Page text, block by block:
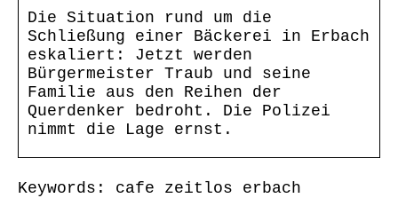
Die Situation rund um die
Schließung einer Bäckerei in Erbach
eskaliert: Jetzt werden
Bürgermeister Traub und seine
Familie aus den Reihen der
Querdenker bedroht. Die Polizei
nimmt die Lage ernst.
Keywords: cafe zeitlos erbach